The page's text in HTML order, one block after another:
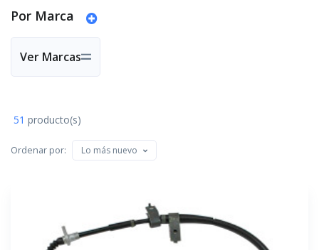
Por Marca
Ver Marcas
51 producto(s)
Ordenar por: Lo más nuevo